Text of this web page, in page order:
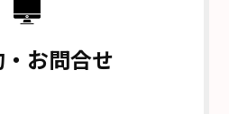
お問合せ